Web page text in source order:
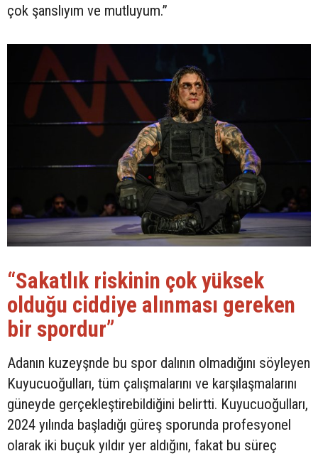
çok şanslıyım ve mutluyum.”
“Sakatlık riskinin çok yüksek
olduğu ciddiye alınması gereken
bir spordur”
Adanın kuzeyşnde bu spor dalının olmadığını söyleyen
Kuyucuoğulları, tüm çalışmalarını ve karşılaşmalarını
güneyde gerçekleştirebildiğini belirtti. Kuyucuoğulları,
2024 yılında başladığı güreş sporunda profesyonel
olarak iki buçuk yıldır yer aldığını, fakat bu süreç